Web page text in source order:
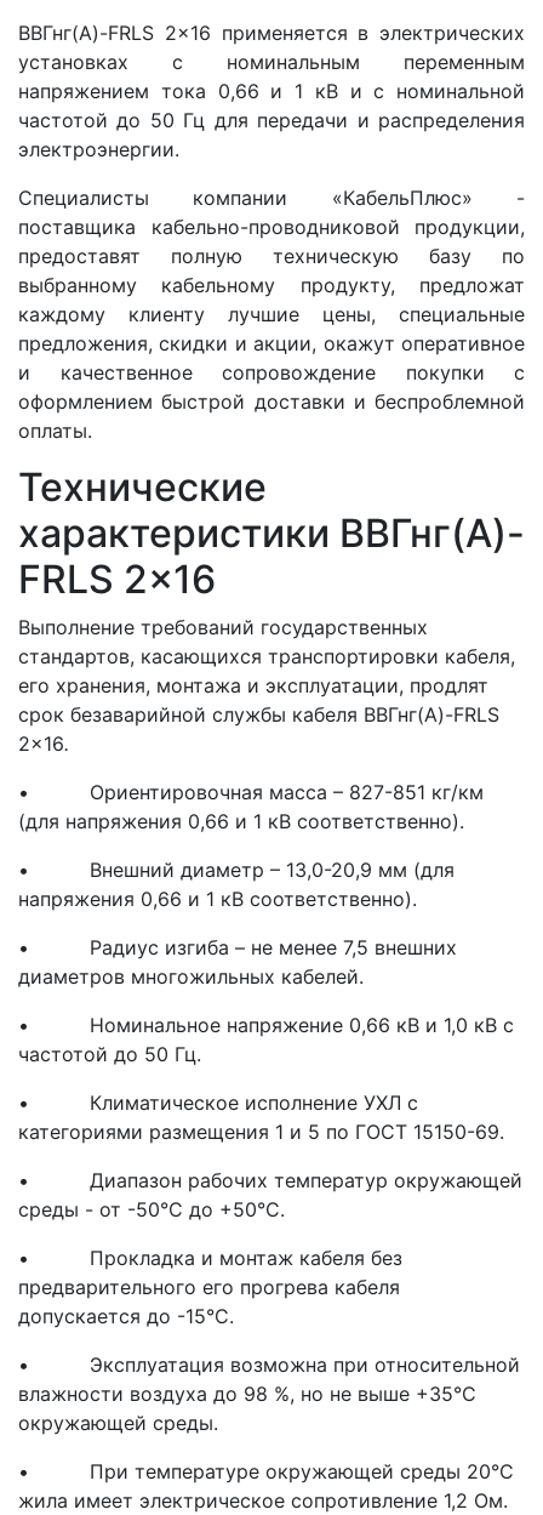
ВВГнг(A)-FRLS 2x16 применяется в электрических
установках с номинальным переменным
напряжением тока 0,66 и 1 кВ и с номинальной
частотой до 50 Гц для передачи и распределения
электроэнергии.
Специалисты компании «КабельПлюс» -
поставщика кабельно-проводниковой продукции,
предоставят полную техническую базу по
выбранному кабельному продукту, предложат
каждому клиенту лучшие цены, специальные
предложения, скидки и акции, окажут оперативное
и качественное сопровождение покупки с
оформлением быстрой доставки и беспроблемной
оплаты.
Технические
характеристики ВВГнг(A)-
FRLS 2x16
Выполнение требований государственных
стандартов, касающихся транспортировки кабеля,
его хранения, монтажа и эксплуатации, продлят
срок безаварийной службы кабеля ВВГнг(A)-FRLS
2x16.
• Ориентировочная масса – 827-851 кг/км
(для напряжения 0,66 и 1 кВ соответственно).
• Внешний диаметр – 13,0-20,9 мм (для
напряжения 0,66 и 1 кВ соответственно).
• Радиус изгиба – не менее 7,5 внешних
диаметров многожильных кабелей.
• Номинальное напряжение 0,66 кВ и 1,0 кВ с
частотой до 50 Гц.
• Климатическое исполнение УХЛ с
категориями размещения 1 и 5 по ГОСТ 15150-69.
• Диапазон рабочих температур окружающей
среды - от -50°С до +50°С.
• Прокладка и монтаж кабеля без
предварительного его прогрева кабеля
допускается до -15°С.
• Эксплуатация возможна при относительной
влажности воздуха до 98 %, но не выше +35°С
окружающей среды.
• При температуре окружающей среды 20°С
жила имеет электрическое сопротивление 1,2 Ом.